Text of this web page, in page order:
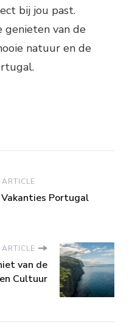
bij jou past.
genieten van de
natuur en de
Portugal
van de
Cultuur